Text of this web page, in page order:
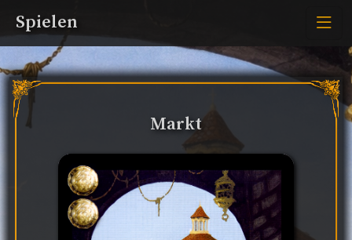
Spielen
Markt